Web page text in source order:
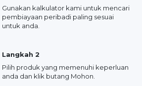
Gunakan kalkulator kami untuk mencari
pembiayaan peribadi paling sesuai
untuk anda.
Langkah 2
Pilih produk yang memenuhi keperluan
anda dan klik butang Mohon.